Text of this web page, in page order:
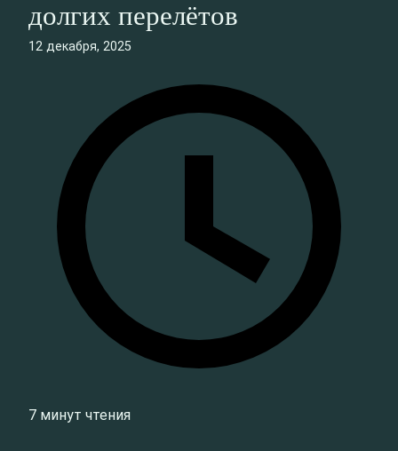
долгих перелётов
12 декабря, 2025
7 минут чтения